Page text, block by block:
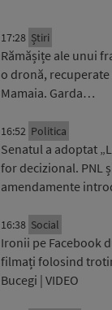
17:28 Știri
Rămășițe ale unui
o dronă,
Mamaia. Garda…
16:52 Politica
Senatul a adoptat
for decizional. PNL
amendamente
16:38 Social
Ironii pe Facebook
filmați folosind
Bucegi | VIDEO